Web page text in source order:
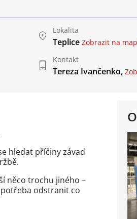
Lokalita
Teplice Zobrazit na
Kontakt
Tereza Ivančenko,
hledat příčiny závad
něco trochu jiného –
odstranit co